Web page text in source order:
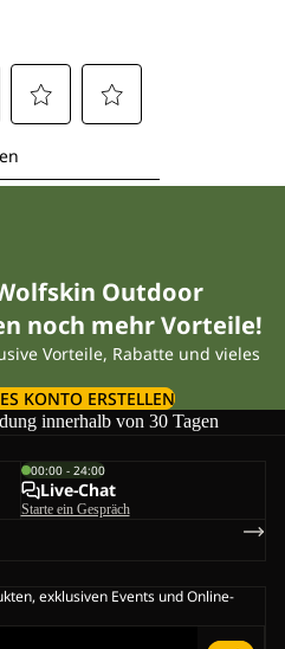
Outdoor
noch mehr Vorteile!
Vorteile, Rabatte und vieles
KONTO ERSTELLEN
innerhalb von 30 Tagen
00:00 - 24:00
Live-Chat
Starte ein Gespräch
exklusiven Events und Online-